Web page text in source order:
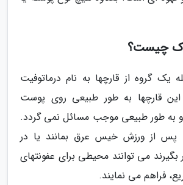
چیست؟
گروه از قارچها به نام درماتوفیت
قارچها به طور طبیعی روی پوست
و به طور طبیعی موجب مسائل نمی گردد.
پس از ورزش خیس عرق بمانند یا در
می توانند محیطی برای عفونتهای
فراهم می نمایند.